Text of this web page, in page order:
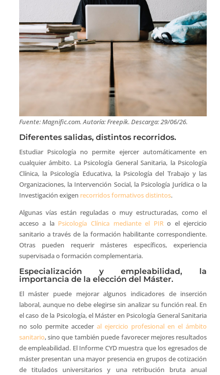
Fuente: Magnific.com. Autoría: Freepik. Descarga: 29/06/26.
Diferentes salidas, distintos recorridos.
Estudiar Psicología no permite ejercer automáticamente en
cualquier ámbito. La Psicología General Sanitaria, la Psicología
Clínica, la Psicología Educativa, la Psicología del Trabajo y las
Organizaciones, la Intervención Social, la Psicología Jurídica o la
Investigación exigen recorridos formativos distintos.
Algunas vías están reguladas o muy estructuradas, como el
acceso a la Psicología Clínica mediante el PIRo el ejercicio
sanitario a través de la formación habilitante correspondiente.
Otras pueden requerir másteres específicos, experiencia
supervisada o formación complementaria.
Especialización y empleabilidad, la
importancia de la elección del Máster.
El máster puede mejorar algunos indicadores de inserción
laboral, aunque no debe elegirse sin analizar su función real. En
el caso de la Psicología, el Máster en Psicología General Sanitaria
no solo permite acceder al ejercicio profesional en el ámbito
sanitario, sino que también puede favorecer mejores resultados
de empleabilidad. El Informe CYD muestra que los egresados de
máster presentan una mayor presencia en grupos de cotización
de titulados universitarios y una retribución bruta anual